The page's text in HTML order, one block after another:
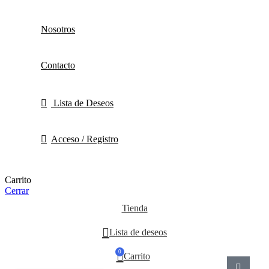
Nosotros
Contacto
Lista de Deseos
Acceso / Registro
Carrito
Cerrar
Tienda
Lista de deseos
0 Carrito